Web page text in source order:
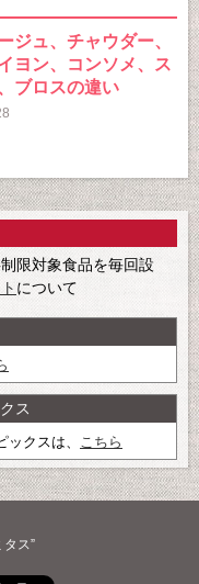
ジュ、チャウダー、
ヨン、コンソメ、ス
ブロスの違い
限対象食品を毎回設
について
ス
クスは、 こちら
ス”